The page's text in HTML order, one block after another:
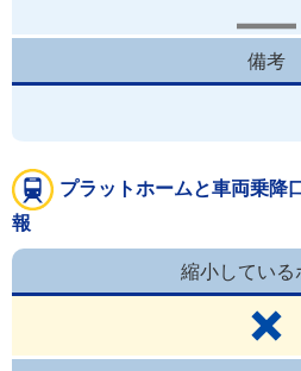
備考
プラットホームと車両乗降
報
縮小している